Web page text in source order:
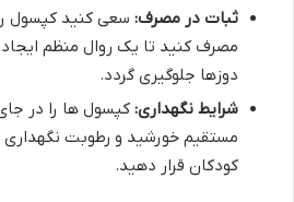
ثبات در مصرف: سعی کنید کپسول
مصرف کنید تا یک روال منظم
دوزها جلوگیری گردد.
شرایط نگهداری: کپسول ها را در
مستقیم خورشید و رطوبت
کودکان قرار دهید.